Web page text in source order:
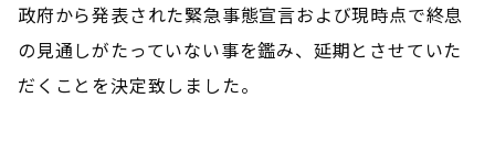
政府から発表された緊急事態宣言および現時点で終息
の見通しがたっていない事を鑑み、延期とさせていた
だくことを決定致しました。